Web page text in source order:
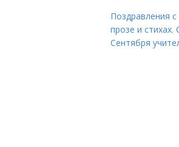
Поздравления
прозе и стихах.
Сентября